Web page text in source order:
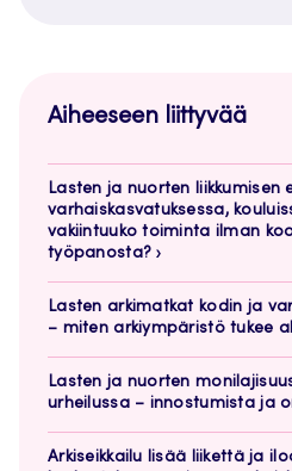
Aiheeseen liittyvää
Lasten ja nuorten liikkumisen
varhaiskasvatuksessa,
vakiintuuko toiminta ilman
työpanosta?
Lasten arkimatkat kodin ja
– miten arkiympäristö tukee
Lasten ja nuorten
urheilussa – innostumista ja
Arkiseikkailu lisää liikettä ja